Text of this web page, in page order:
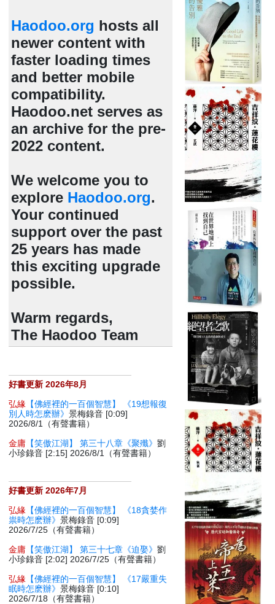
Haodoo.org hosts all
newer content with
faster loading times
and better mobile
compatibility.
Haodoo.net serves as
an archive for the pre-
2022 content.
We welcome you to
explore Haodoo.org.
Your continued
support over the past
25 years has made
this exciting upgrade
possible.
Warm regards,
The Haodoo Team
好書更新 2026年8月
弘緣 【佛經裡的一百個智慧】 《19想報復
別人時怎麽辦》景梅錄音 [0:09]
2026/8/1（有聲書籍）
金庸 【笑傲江湖】 第三十八章《聚殲》劉
小珍錄音 [2:15] 2026/8/1（有聲書籍）
好書更新 2026年7月
弘緣 【佛經裡的一百個智慧】 《18貪婪作
祟時怎麽辦》景梅錄音 [0:09]
2026/7/25（有聲書籍）
金庸 【笑傲江湖】 第三十七章《迫娶》劉
小珍錄音 [2:02] 2026/7/25（有聲書籍）
弘緣 【佛經裡的一百個智慧】 《17嚴重失
眠時怎麽辦》景梅錄音 [0:10]
2026/7/18（有聲書籍）